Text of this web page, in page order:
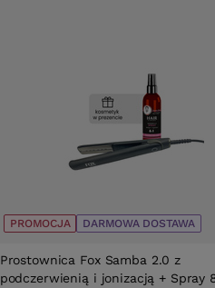
PROMOCJA DARMOWA DOSTAWA
Prostownica Fox Samba 2.0 z
podczerwienią i jonizacją + Spray